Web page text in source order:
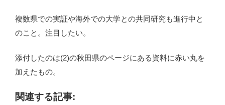
複数県での実証や海外での大学との共同研究も進行中と
のこと。注目したい。
添付したのは(2)の秋田県のページにある資料に赤い丸を
加えたもの。
関連する記事: